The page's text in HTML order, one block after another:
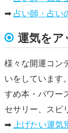
➡ 占い師・占い
運気を
様々な開運コン
いをしています
すめ本・パワー
セサリー、スピ
➡ 上げたい運